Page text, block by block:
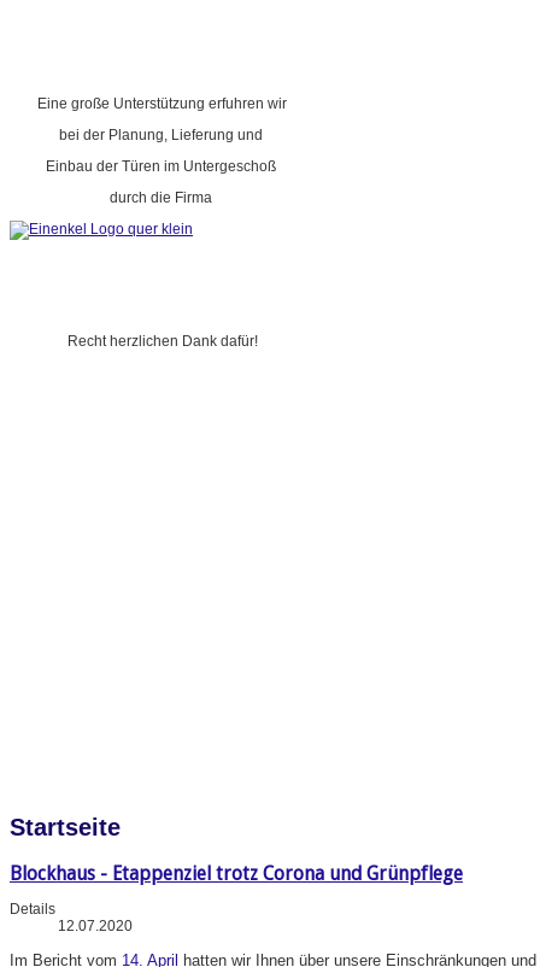
Eine große Unterstützung erfuhren wir
bei der Planung, Lieferung und
Einbau der Türen im Untergeschoß
durch die Firma
Recht herzlichen Dank dafür!
Startseite
Blockhaus - Etappenziel trotz Corona und Grünpflege
Details
12.07.2020
Im Bericht vom 14. April hatten wir Ihnen über unsere Einschränkungen